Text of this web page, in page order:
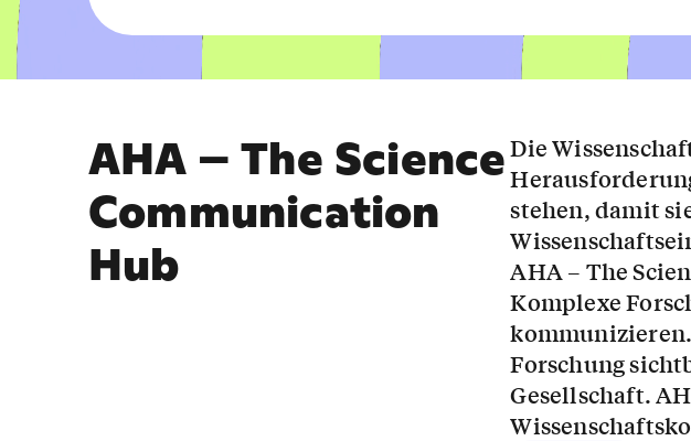
AHA – The Science
Communication
Hub
Die
stehen, damit
AHA – The
Komplexe
kommunizieren.
Forschung
Gesellschaft.